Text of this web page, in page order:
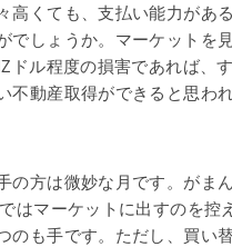
高くても、支払い能力があ
でしょうか。マーケットを
ドル程度の損害であれば、
不動産取得ができると思われ
の方は微妙な月です。がま
はマーケットに出すのを控
のも手です。ただし、買い